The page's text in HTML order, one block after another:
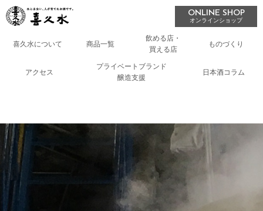
喜久水について 商品一覧
飲める店・
買える店
ものづくり
アクセス
プライベートブランド
醸造支援
日本酒コラム
ONLINE SHOP
オンラインショップ